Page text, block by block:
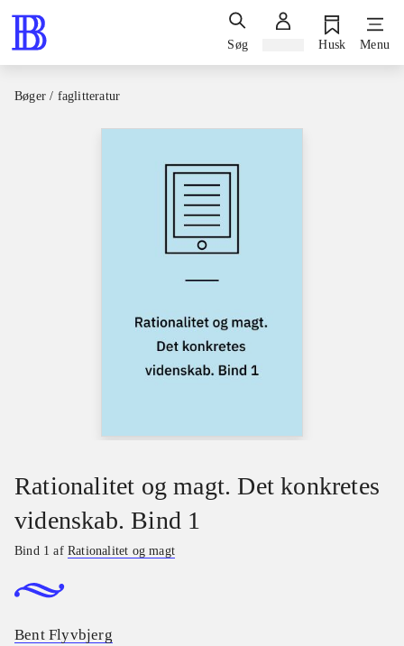
Søg Husk Menu
Bøger / faglitteratur
Rationalitet og magt. Det konkretes
videnskab. Bind 1
Bind 1 afRationalitet og magt
Bent Flyvbjerg